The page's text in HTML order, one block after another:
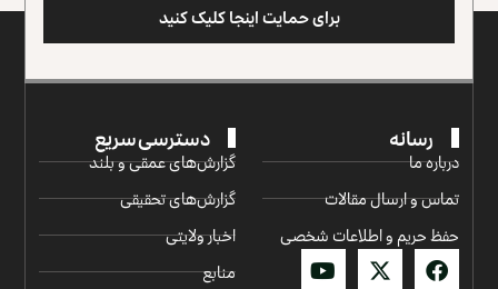
برای حمایت اینجا کلیک کنید
رسانه
درباره ما
تماس و ارسال مقالات
حفظ حریم و اطلاعات شخصی
دسترسی سریع
گزارش‌‌های عمقی و بلند
گزارش‌های تحقیقی
اخبار ولایتی
منابع